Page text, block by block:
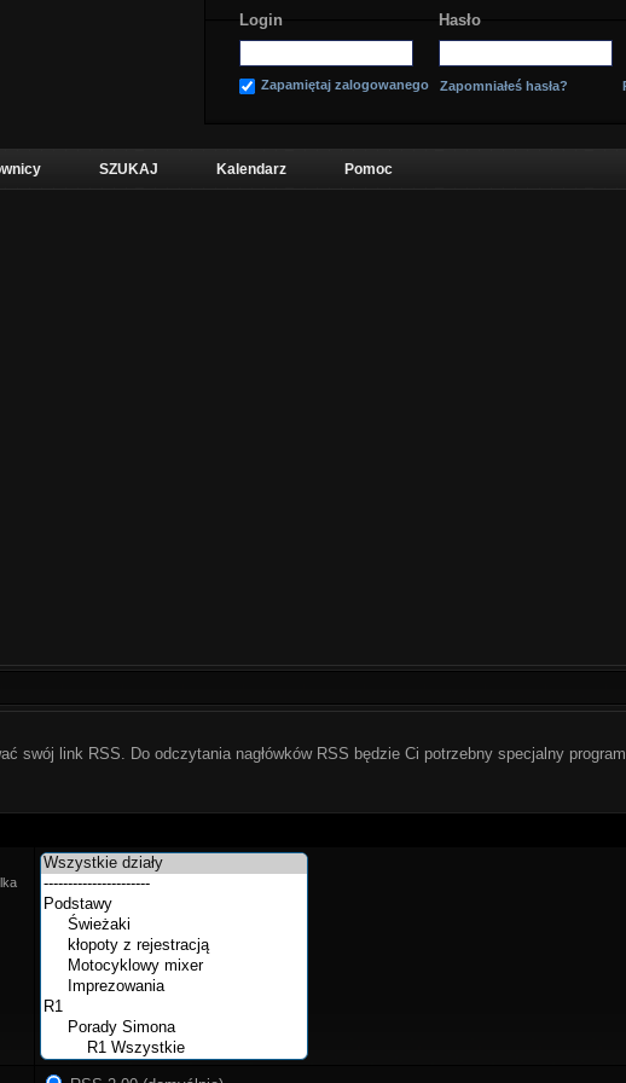
Login Hasło
Zapamiętaj zalogowanego Zapomniałeś hasła?
SZUKAJ Kalendarz Pomoc
swój link RSS. Do odczytania nagłówków RSS będzie Ci potrzebny specjalny